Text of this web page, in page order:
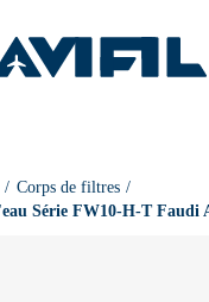
Corps de filtres
Série FW10-H-T Faudi